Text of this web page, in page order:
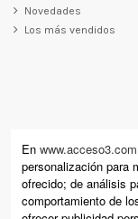
Novedades
Los más vendidos
Contacto
Acceso3
Raimundo Revilla 12,
Calle Cervantes 11,
En www.acceso3.com
personalización para
ofrecido; de análisis
comportamiento de